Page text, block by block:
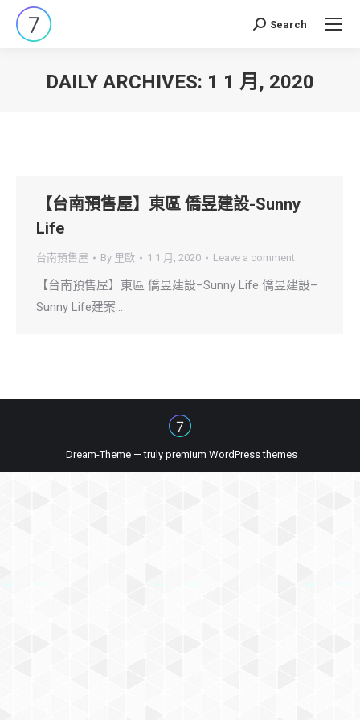
Search:
Search
DAILY ARCHIVES: 1 1 月, 2020
【台南預售屋】東區 僑昱建設-Sunny
Life
台南預售屋 By 里歐 1 1 月, 2020 Leave a comment
【台南預售屋】東區 僑昱建設–Sunny Life 僑昱建設–
Sunny Life建案…
Dream-Theme — truly premium WordPress themes